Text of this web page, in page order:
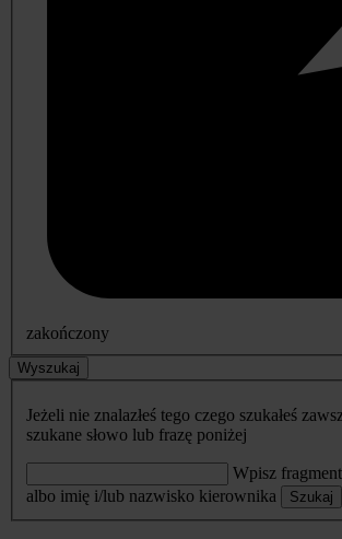
zakończony
Wyszukaj
Jeżeli nie znalazłeś tego czego szukałeś
szukane słowo lub frazę poniżej
Wpisz
albo imię i/lub nazwisko kierownika
Szukaj